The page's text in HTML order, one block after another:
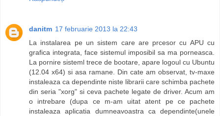
danitm 17 februarie 2013 la 22:43
La instalarea pe un sistem care are prcesor cu APU cu
grafica integrata, face sistemul imposibil sa ma porneasca.
La pornire sisteml trece de bootare, apare logoul cu Ubuntu
(12.04 x64) si asa ramane. Din cate am observat, tv-maxe
instaleaza ca dependinte niste librarii care schimba pachete
din seria "xorg" si ceva pachete legate de driver. Acum am
o intrebare (dupa ce m-am uitat atent pe ce pachete
instaleaza aplicatia dumneavoastra ca dependinte(unele